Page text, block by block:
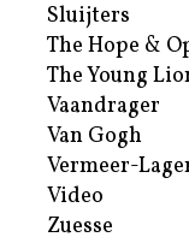
Sluijters
The Hope &
The Young
Vaandrager
Van Gogh
Vermeer-
Video
Zuesse